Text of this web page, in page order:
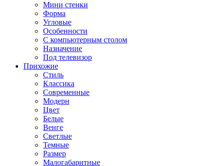
Мини стенки
Форма
Угловые
Особенности
С компьютерным столом
Назначение
Под телевизор
Прихожие
Стиль
Классика
Современные
Модерн
Цвет
Белые
Венге
Светлые
Темные
Размер
Малогабаритные